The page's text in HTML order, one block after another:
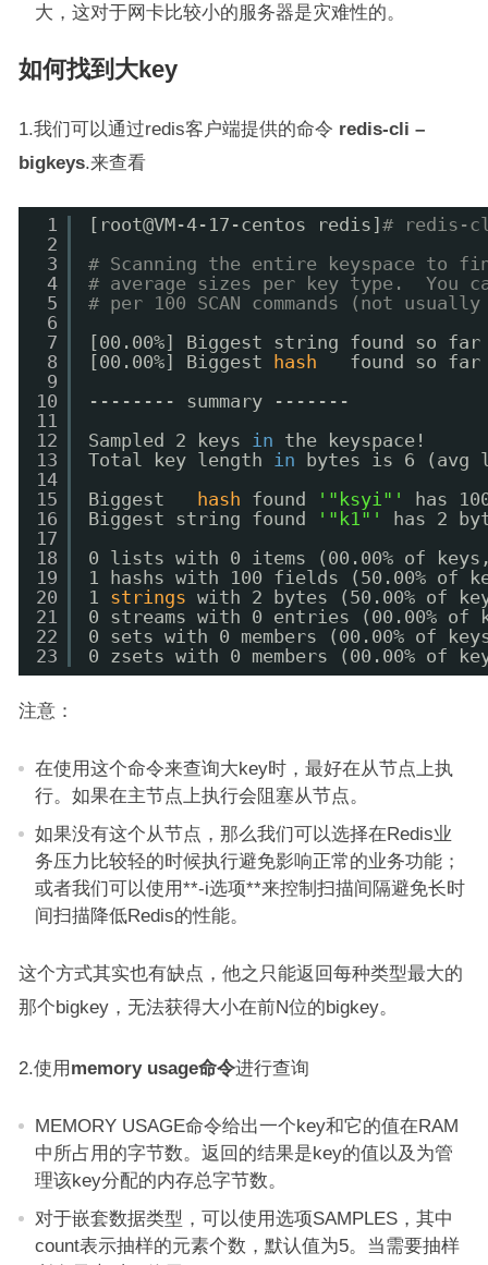
大，这对于网卡比较小的服务器是灾难性的。
如何找到大key
1.我们可以通过redis客户端提供的命令 redis-cli –
bigkeys.来查看
1
2
3
4
5
6
7
8
9
10
11
12
13
14
15
16
17
18
19
20
21
22
23
[root@VM-4-17-centos redis]# redis-
# Scanning the entire keyspace to
# average sizes per key type.  You
# per 100 SCAN commands (not
[00.00%] Biggest string found so
[00.00%] Biggest
hash
found so
-------- summary -------
Sampled 2 keys in
the keyspace!
Total key length in
bytes is 6 (avg
Biggest
hash found '"ksyi"'
has
Biggest string found
'"k1"'
has 2
0 lists with 0 items (00.00% of
1 hashs with 100 fields (50.00% of
1 strings with 2 bytes (50.00% of
0 streams with 0 entries (00.00% of
0 sets with 0 members (00.00% of
0 zsets with 0 members (00.00% of
注意：
在使用这个命令来查询大key时，最好在从节点上执
行。如果在主节点上执行会阻塞从节点。
如果没有这个从节点，那么我们可以选择在Redis业
务压力比较轻的时候执行避免影响正常的业务功能；
或者我们可以使用**-i选项**来控制扫描间隔避免长时
间扫描降低Redis的性能。
这个方式其实也有缺点，他之只能返回每种类型最大的
那个bigkey，无法获得大小在前N位的bigkey。
2.使用 memory usage命令进行查询
MEMORY USAGE命令给出一个key和它的值在RAM
中所占用的字节数。返回的结果是key的值以及为管
理该key分配的内存总字节数。
对于嵌套数据类型，可以使用选项SAMPLES，其中
count表示抽样的元素个数，默认值为5。当需要抽样